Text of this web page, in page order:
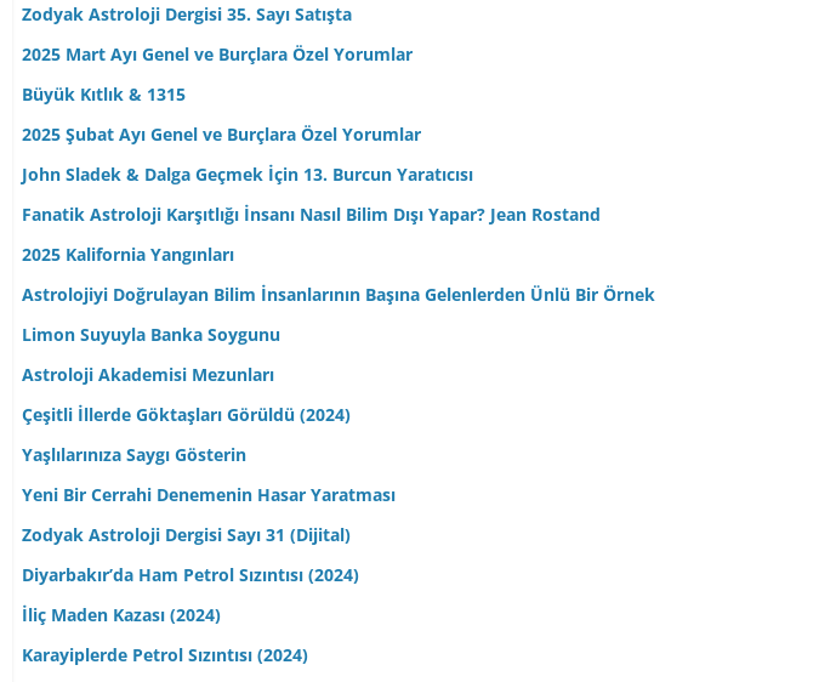
Zodyak Astroloji Dergisi 35. Sayı Satışta
2025 Mart Ayı Genel ve Burçlara Özel Yorumlar
Büyük Kıtlık & 1315
2025 Şubat Ayı Genel ve Burçlara Özel Yorumlar
John Sladek & Dalga Geçmek İçin 13. Burcun Yaratıcısı
Fanatik Astroloji Karşıtlığı İnsanı Nasıl Bilim Dışı Yapar? Jean Rostand
2025 Kalifornia Yangınları
Astrolojiyi Doğrulayan Bilim İnsanlarının Başına Gelenlerden Ünlü Bir Örnek
Limon Suyuyla Banka Soygunu
Astroloji Akademisi Mezunları
Çeşitli İllerde Göktaşları Görüldü (2024)
Yaşlılarınıza Saygı Gösterin
Yeni Bir Cerrahi Denemenin Hasar Yaratması
Zodyak Astroloji Dergisi Sayı 31 (Dijital)
Diyarbakır’da Ham Petrol Sızıntısı (2024)
İliç Maden Kazası (2024)
Karayiplerde Petrol Sızıntısı (2024)